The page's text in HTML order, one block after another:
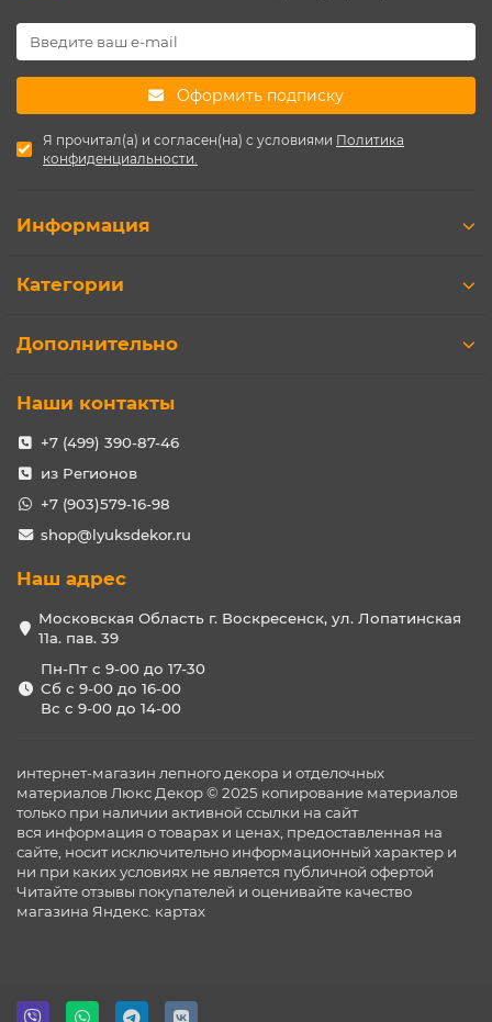
Оформить подписку
Я прочитал(а) и согласен(на) с условиями Политика
конфиденциальности.
Информация
Категории
Дополнительно
Наши контакты
+7 (499) 390-87-46
из Регионов
+7 (903)579-16-98
shop@lyuksdekor.ru
Наш адрес
Московская Область г. Воскресенск, ул. Лопатинская
11а. пав. 39
Пн-Пт с 9-00 до 17-30
Сб с 9-00 до 16-00
Вс с 9-00 до 14-00
интернет-магазин лепного декора и отделочных
материалов Люкс Декор © 2025 копирование материалов
только при наличии активной ссылки на сайт
вся информация о товарах и ценах, предоставленная на
сайте, носит исключительно информационный характер и
ни при каких условиях не является публичной офертой
Читайте отзывы покупателей и оценивайте качество
магазина Яндекс. картах